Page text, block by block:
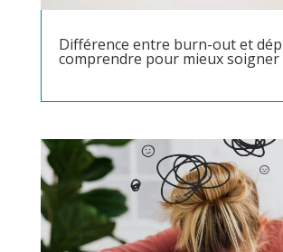
Différence entre burn-out et
comprendre pour mieux soigner